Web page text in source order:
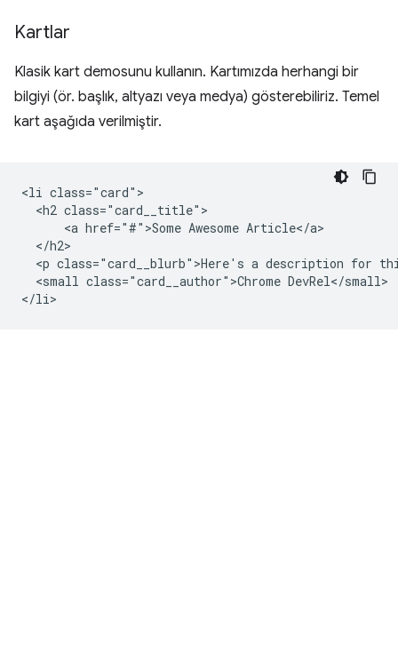
Kartlar
Klasik kart demosunu kullanın. Kartımızda herhangi bir
bilgiyi (ör. başlık, altyazı veya medya) gösterebiliriz. Temel
kart aşağıda verilmiştir.
<li class="card">
  <h2 class="card__title">
      <a href="#">Some Awesome Article</a>
  </h2>
<p class="card__blurb">Here's a description for
  <small class="card__author">Chrome DevRel</small>